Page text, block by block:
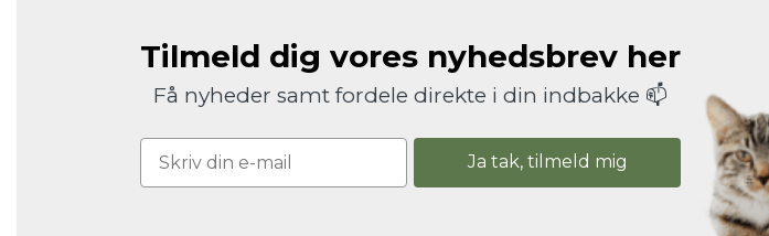
Tilmeld dig vores nyhedsbrev her
Få nyheder samt fordele direkte i din indbakke 📫
Ja tak, tilmeld mig